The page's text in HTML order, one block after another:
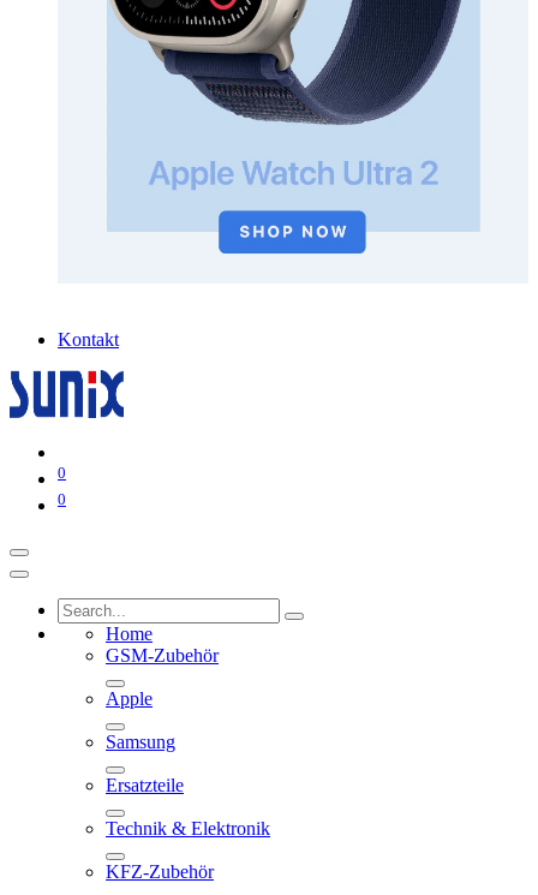
Kontakt
0
0
Home
GSM-Zubehör
Apple
Samsung
Ersatzteile
Technik & Elektronik
KFZ-Zubehör